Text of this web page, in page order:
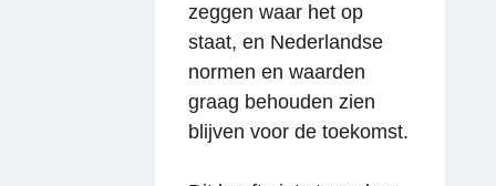
zeggen waar het op
staat, en Nederlandse
normen en waarden
graag behouden zien
blijven voor de toekomst.